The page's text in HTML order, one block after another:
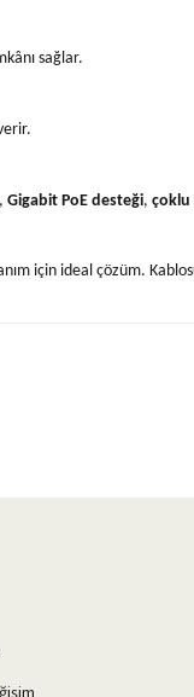
sağlar.
, Gigabit PoE desteği, çoklu
için ideal çözüm.